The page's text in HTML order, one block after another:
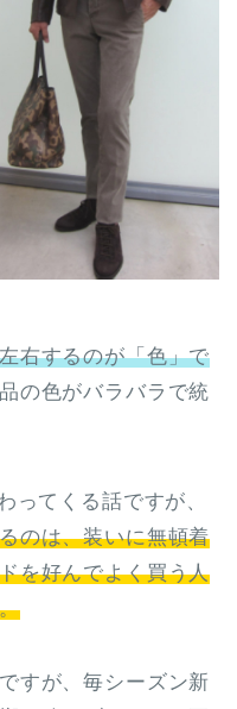
右するのが「色」で
の色がバラバラで統
ってくる話ですが、
のは、装いに無頓着
を好んでよく買う人
すが、毎シーズン新